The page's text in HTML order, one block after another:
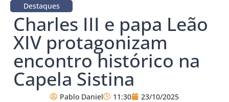
Destaques
Charles III e papa Leão
XIV protagonizam
encontro histórico na
Capela Sistina
Pablo Daniel 11:30 23/10/2025